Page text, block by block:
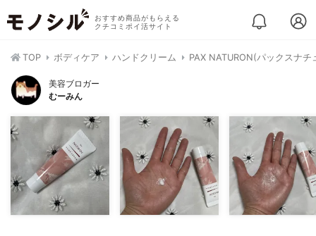
おすすめ商品がもらえる
クチコミポイ活サイト
TOP ボディケア ハンドクリーム PAX NATURON(パックスナ
美容ブロガー
むーみん